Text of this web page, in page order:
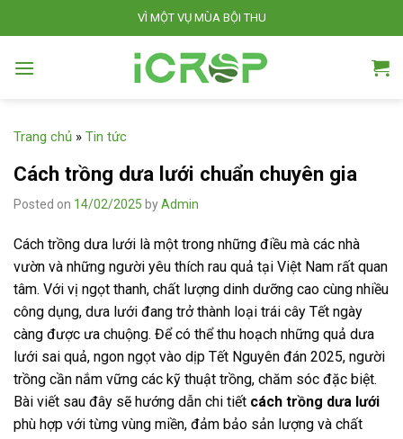
k
VÌ MỘT VỤ MÙA BỘI THU
Trang chủ » Tin tức
Cách trồng dưa lưới chuẩn chuyên gia
Posted on 14/02/2025 byAdmin
Cách trồng dưa lưới là một trong những điều mà các nhà
vườn và những người yêu thích rau quả tại Việt Nam rất quan
tâm. Với vị ngọt thanh, chất lượng dinh dưỡng cao cùng nhiều
công dụng, dưa lưới đang trở thành loại trái cây Tết ngày
càng được ưa chuộng. Để có thể thu hoạch những quả dưa
lưới sai quả, ngon ngọt vào dịp Tết Nguyên đán 2025, người
trồng cần nắm vững các kỹ thuật trồng, chăm sóc đặc biệt.
Bài viết sau đây sẽ hướng dẫn chi tiết cách trồng dưa lưới
phù hợp với từng vùng miền, đảm bảo sản lượng và chất